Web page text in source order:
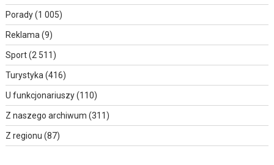
Porady(1 005)
Reklama (9)
Sport(2 511)
Turystyka (416)
U funkcjonariuszy(110)
Z naszego archiwum (311)
Z regionu (87)